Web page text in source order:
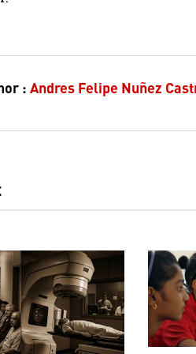
: Andres Felipe Nuñez